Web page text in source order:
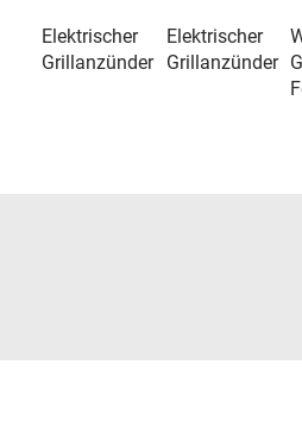
Elektrischer
Grillanzünder
Elektrischer
Grillanzünder